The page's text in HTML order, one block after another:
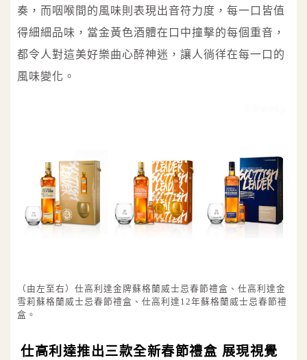
奏，而咽喉間的風味則表現出音符力度，每一口皆值
得細細品味，當金黃色酒體在口中撞擊的每個重音，
都令人對這美好樂曲心醉神迷，讓人徜徉在每一口的
風味變化。
（由左至右）仕高利達金牌蘇格蘭威士忌春節禮盒、仕高利達金
雪莉蘇格蘭威士忌春節禮盒、仕高利達12年蘇格蘭威士忌春節禮
盒。
仕高利達推出三款全新春節禮盒 展現視覺